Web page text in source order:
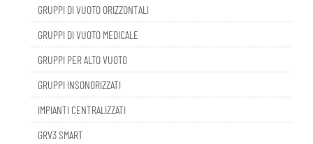
GRUPPI DI VUOTO MEDICALE
GRUPPI PER ALTO VUOTO
GRUPPI INSONORIZZATI
IMPIANTI CENTRALIZZATI
GRV3 SMART